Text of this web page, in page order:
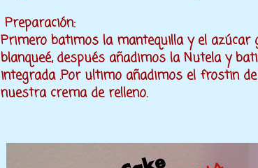
Preparación:
Primero batimos la mantequilla y el
blanqueé, después añadimos la Nutela y
integrada .Por ultimo añadimos el frostin
nuestra crema de relleno.